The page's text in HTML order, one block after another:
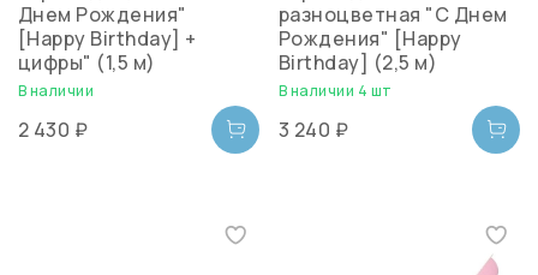
Днем Рождения"
[Happy Birthday] +
цифры" (1,5 м)
В наличии
2 430 ₽
разноцветная "С Днем
Рождения" [Happy
Birthday] (2,5 м)
В наличии 4 шт
3 240 ₽